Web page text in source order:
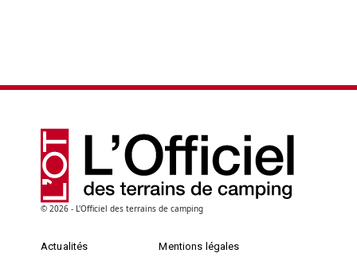
© 2026 - L'Officiel des terrains de camping
Actualités Mentions légales